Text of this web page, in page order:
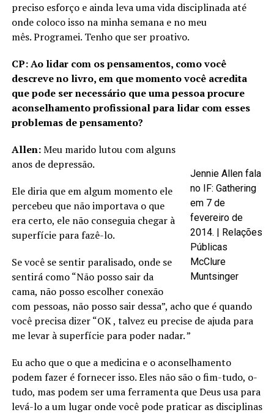
preciso esforço e ainda leva uma vida disciplinada até
onde coloco isso na minha semana e no meu
mês. Programei. Tenho que ser proativo.
CP: Ao lidar com os pensamentos, como você
descreve no livro, em que momento você acredita
que pode ser necessário que uma pessoa procure
aconselhamento profissional para lidar com esses
problemas de pensamento?
Jennie Allen fala
no IF: Gathering
em 7 de
fevereiro de
2014. | Relações
Públicas
McClure
Muntsinger
Allen:Meu marido lutou com alguns
anos de depressão.
Ele diria que em algum momento ele
percebeu que não importava o que
era certo, ele não conseguia chegar à
superfície para fazê-lo.
Se você se sentir paralisado, onde se
sentirá como “Não posso sair da
cama, não posso escolher conexão
com pessoas, não posso sair dessa”, acho que é quando
você precisa dizer “OK , talvez eu precise de ajuda para
me levar à superfície para poder nadar. ”
Eu acho que o que a medicina e o aconselhamento
podem fazer é fornecer isso. Eles não são o fim-tudo, o-
tudo, mas podem ser uma ferramenta que Deus usa para
levá-lo a um lugar onde você pode praticar as disciplinas